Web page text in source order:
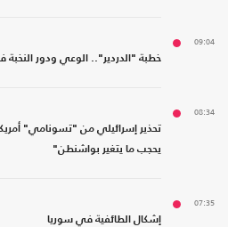
09:04
خطبة "الدردير".. الوعي ودور النخبة
08:34
تحذير إسرائيلي من "تسونامي"
يحجب ما يتغير بواشنطن"
07:35
إشكال الطائفية في سوريا